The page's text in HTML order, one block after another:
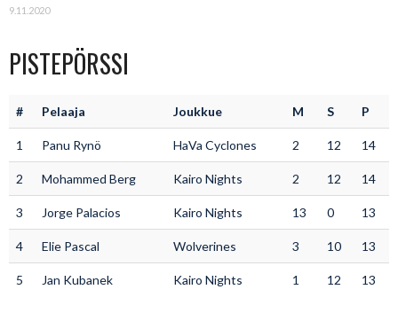
9.11.2020
PISTEPÖRSSI
# Pelaaja Joukkue M S P
1 Panu Rynö HaVa Cyclones 2 12 14
2 Mohammed Berg Kairo Nights 2 12 14
3 Jorge Palacios Kairo Nights 13 0 13
4 Elie Pascal Wolverines 3 10 13
5 Jan Kubanek Kairo Nights 1 12 13